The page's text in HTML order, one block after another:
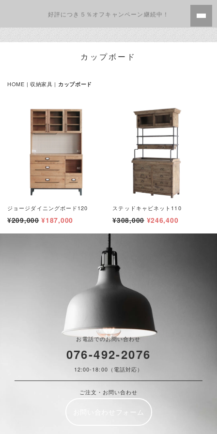
好評につき５％オフキャンペーン継続中！
カップボード
HOME | 収納家具 | カップボード
ジョージダイニングボード120
¥209,000 ¥187,000
ステッドキャビネット110
¥308,000 ¥246,400
お電話でのお問い合わせ
076-492-2076
12:00-18:00（電話対応）
ご注文・お問い合わせ
お問い合わせフォーム